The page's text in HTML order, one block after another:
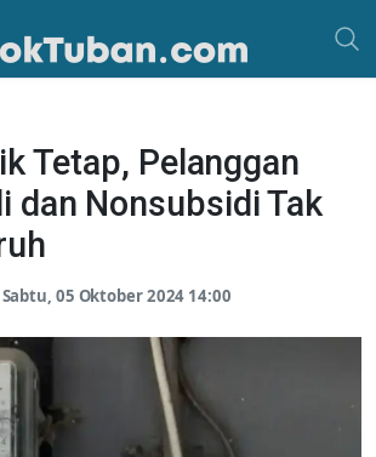
Tetap, Pelanggan
dan Nonsubsidi Tak
Sabtu, 05 Oktober 2024 14:00